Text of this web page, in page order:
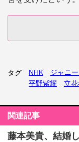
タグ NHK ジャニ
平野紫耀
立
関連記事
藤本美貴、結婚